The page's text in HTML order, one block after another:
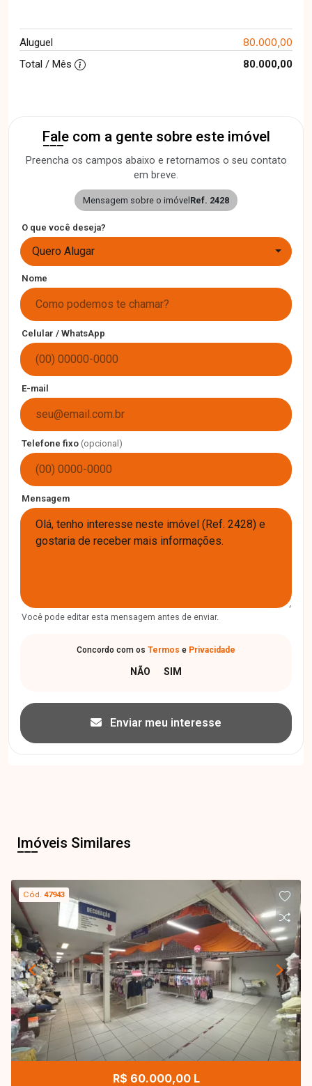
Aluguel 80.000,00
Total / Mês 80.000,00
Fale com a gente sobre este imóvel
Preencha os campos abaixo e retornamos o seu contato
em breve.
Mensagem sobre o imóvelRef. 2428
O que você deseja?
Quero Alugar
Nome
Celular / WhatsApp
E-mail
Telefone fixo (opcional)
Mensagem
Você pode editar esta mensagem antes de enviar.
Concordo com os Termos e Privacidade
Enviar meu interesse
Imóveis Similares
Cód.47943
R$ 60.000,00 L